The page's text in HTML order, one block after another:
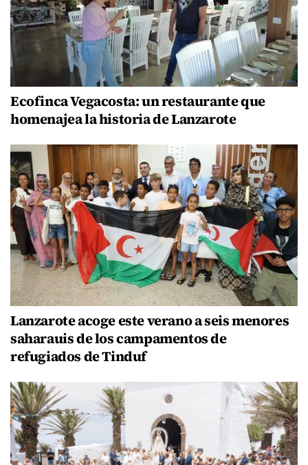
Ecofinca Vegacosta: un restaurante que
homenajea la historia de Lanzarote
Lanzarote acoge este verano a seis menores
saharauis de los campamentos de
refugiados de Tinduf